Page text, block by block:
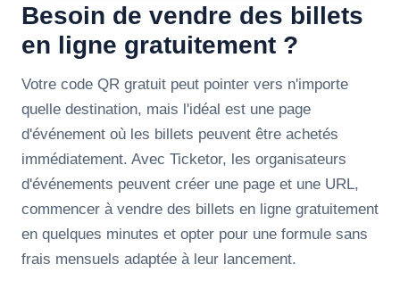
Besoin de vendre des billets
en ligne gratuitement ?
Votre code QR gratuit peut pointer vers n'importe
quelle destination, mais l'idéal est une page
d'événement où les billets peuvent être achetés
immédiatement. Avec Ticketor, les organisateurs
d'événements peuvent créer une page et une URL,
commencer à vendre des billets en ligne gratuitement
en quelques minutes et opter pour une formule sans
frais mensuels adaptée à leur lancement.